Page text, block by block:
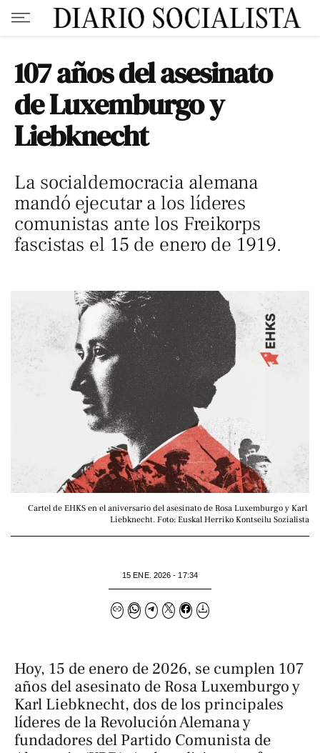
107 años del asesinato
de Luxemburgo y
Liebknecht
La socialdemocracia alemana
mandó ejecutar a los líderes
comunistas ante los Freikorps
fascistas el 15 de enero de 1919.
Cartel de EHKS en el aniversario del asesinato de Rosa Luxemburgo y Karl
Liebknecht. Foto: Euskal Herriko Kontseilu Sozialista
15 ENE. 2026 - 17:34
Hoy, 15 de enero de 2026, se cumplen 107
años del asesinato de Rosa Luxemburgo y
Karl Liebknecht, dos de los principales
líderes de la Revolución Alemana y
fundadores del Partido Comunista de